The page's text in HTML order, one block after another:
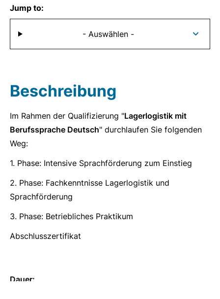
Jump to:
- Auswählen -
Beschreibung
Im Rahmen der Qualifizierung "Lagerlogistik mit
Berufssprache Deutsch" durchlaufen Sie folgenden
Weg:
1. Phase: Intensive Sprachförderung zum Einstieg
2. Phase: Fachkenntnisse Lagerlogistik und
Sprachförderung
3. Phase: Betriebliches Praktikum
Abschlusszertifikat
Dauer: